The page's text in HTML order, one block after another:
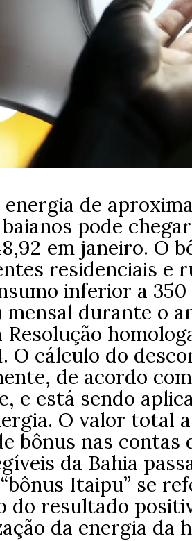
de
pode
em janeiro. O
residenciais e
inferior a
durante o
Resolução
O cálculo do
de acordo
e está sendo
O valor total
bônus nas contas
da Bahia
Itaipu” se
do resultado
da energia da